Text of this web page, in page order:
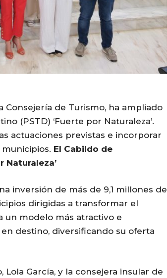
Consejería de Turismo, ha ampliado
(PSTD) ‘Fuerte por Naturaleza’.
actuaciones previstas e incorporar
El Cabildo de
Naturaleza’
inversión de más de 9,1 millones de
dirigidas a transformar el
un modelo más atractivo e
destino, diversificando su oferta
García, y la consejera insular de